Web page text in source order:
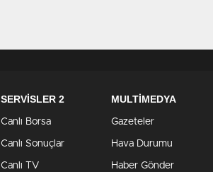
SERVİSLER 2
Canlı Borsa
Canlı Sonuçlar
Canlı TV
MULTİMEDYA
Gazeteler
Hava Durumu
Haber Gönder